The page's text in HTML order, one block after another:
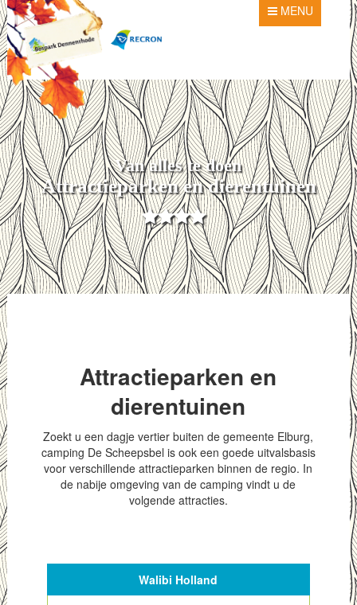
MENU
Van alles te doen
Attractieparken en dierentuinen
Attractieparken en
dierentuinen
Zoekt u een dagje vertier buiten de gemeente Elburg,
camping De Scheepsbel is ook een goede uitvalsbasis
voor verschillende attractieparken binnen de regio. In
de nabije omgeving van de camping vindt u de
volgende attracties.
Walibi Holland